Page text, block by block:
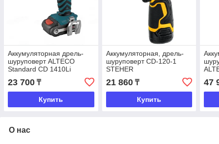
Аккумуляторная дрель-
шуруповерт ALTECO
Standard СD 1410Li
23 700 ₸
Купить
Аккумуляторная, дрель-
шуруповерт CD-120-1
STEHER
21 860₸
Купить
47
О нас